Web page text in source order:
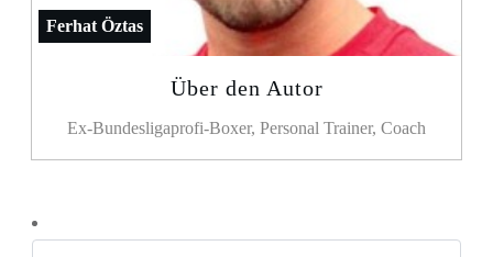
Ferhat Öztas
Über den Autor
Ex-Bundesligaprofi-Boxer, Personal Trainer, Coach